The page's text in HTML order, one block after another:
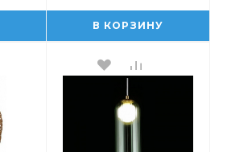
В КОРЗИНУ